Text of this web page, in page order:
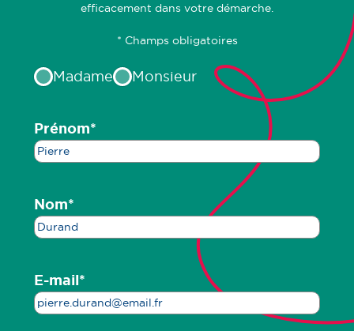
efficacement dans votre démarche.
* Champs obligatoires
ÉtatMadame Monsieur
Prénom*
Nom*
E-mail*